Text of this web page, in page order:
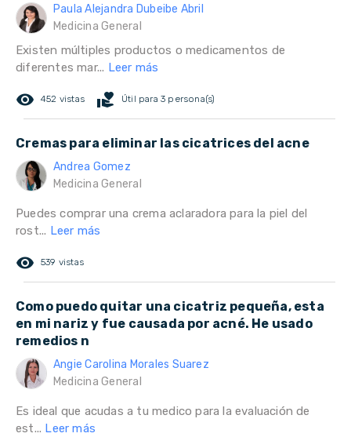
Paula Alejandra Dubeibe Abril
Medicina General
Existen múltiples productos o medicamentos de
diferentes mar... Leer más
remove_red_eye 452 vistas volunteer_activism Útil para 3 persona(s)
Cremas para eliminar las cicatrices del acne
Andrea Gomez
Medicina General
Puedes comprar una crema aclaradora para la piel del
rost... Leer más
remove_red_eye 539 vistas
Como puedo quitar una cicatriz pequeña, esta
en mi nariz y fue causada por acné. He usado
remedios n
Angie Carolina Morales Suarez
Medicina General
Es ideal que acudas a tu medico para la evaluación de
est... Leer más